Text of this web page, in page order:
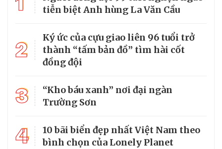
tiễn biệt Anh hùng La Văn Cầu
2
Ký ức của cựu giao liên 96 tuổi trở
thành “tấm bản đồ” tìm hài cốt
đồng đội
3
“Kho báu xanh” nơi đại ngàn
Trường Sơn
4
10 bãi biển đẹp nhất Việt Nam theo
bình chọn của Lonely Planet